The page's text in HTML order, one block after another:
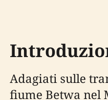
Adagiati sulle
fiume Betwa nel